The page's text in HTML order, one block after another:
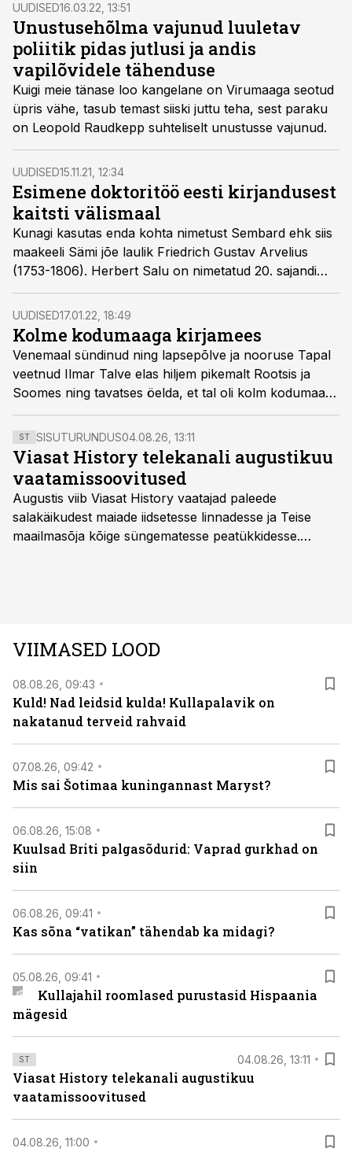
UUDISED16.03.22, 13:51
Unustusehõlma vajunud luuletav
poliitik pidas jutlusi ja andis
vapilõvidele tähenduse
Kuigi meie tänase loo kangelane on Virumaaga seotud
üpris vähe, tasub temast siiski juttu teha, sest paraku
on Leopold Raudkepp suhteliselt unustusse vajunud.
UUDISED15.11.21, 12:34
Esimene doktoritöö eesti kirjandusest
kaitsti välismaal
Kunagi kasutas enda kohta nimetust Sembard ehk siis
maakeeli Sämi jõe laulik Friedrich Gustav Arvelius
(1753-1806). Herbert Salu on nimetatud 20. sajandi
Sämi bardiks.
UUDISED17.01.22, 18:49
Kolme kodumaaga kirjamees
Venemaal sündinud ning lapsepõlve ja nooruse Tapal
veetnud Ilmar Talve elas hiljem pikemalt Rootsis ja
Soomes ning tavatses öelda, et tal oli kolm kodumaad.
Sünnimaa nende hulka ei kuulunud.
ST SISUTURUNDUS04.08.26, 13:11
Viasat History telekanali augustikuu
vaatamissoovitused
Augustis viib Viasat History vaatajad paleede
salakäikudest maiade iidsetesse linnadesse ja Teise
maailmasõja kõige süngematesse peatükkidesse.
viasathistory.eu/ee
VIIMASED LOOD
08.08.26, 09:43
Kuld! Nad leidsid kulda! Kullapalavik on
nakatanud terveid rahvaid
07.08.26, 09:42
Mis sai Šotimaa kuningannast Maryst?
06.08.26, 15:08
Kuulsad Briti palgasõdurid: Vaprad gurkhad on
siin
06.08.26, 09:41
Kas sõna “vatikan” tähendab ka midagi?
05.08.26, 09:41
Kullajahil roomlased purustasid Hispaania
mägesid
ST 04.08.26, 13:11
Viasat History telekanali augustikuu
vaatamissoovitused
04.08.26, 11:00